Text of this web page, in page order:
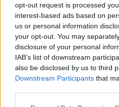
opt-out request is processed
interest-based ads based on
us or personal information
your opt-out. You may
disclosure of your personal
IAB’s list of downstream
also be disclosed by us to third
Downstream Participants that